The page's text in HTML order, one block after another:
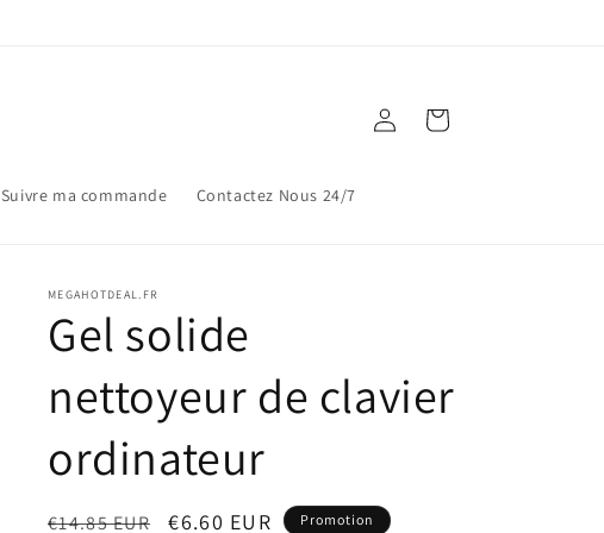
Suivre ma commande Contactez Nous 24/7
Connexion Panier
MEGAHOTDEAL.FR
Gel solide
nettoyeur de clavier
ordinateur
Prix
€14.85 EUR
Prix
€6.60 EUR Promotion